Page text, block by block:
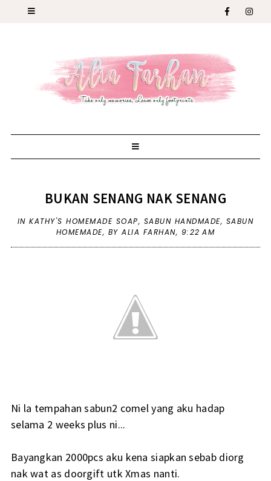
BUKAN SENANG NAK SENANG
INKATHY'S HOMEMADE SOAP, SABUN HANDMADE, SABUN
HOMEMADE, BY ALIA FARHAN, 9:22 AM
Ni la tempahan sabun2 comel yang aku hadap
selama 2 weeks plus ni...
Bayangkan 2000pcs aku kena siapkan sebab diorg
nak wat as doorgift utk Xmas nanti.